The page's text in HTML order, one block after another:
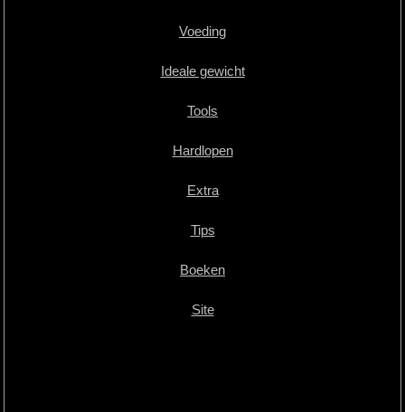
Voeding
Ideale gewicht
Tools
Hardlopen
Extra
Tips
Boeken
Site